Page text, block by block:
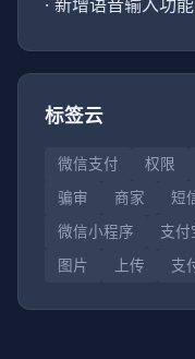
· 新增语音输入功能
标签云
微信支付 权限
骗审
商家 短
微信小程序
支付
图片
上传 支